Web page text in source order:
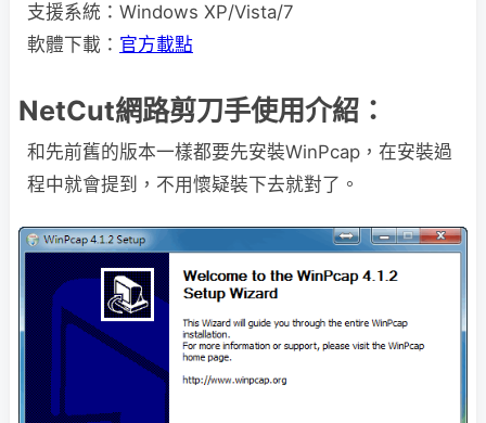
支援系統：Windows XP/Vista/7
軟體下載： 官方載點
NetCut網路剪刀手使用介紹：
和先前舊的版本一樣都要先安裝WinPcap，在安裝過
程中就會提到，不用懷疑裝下去就對了。